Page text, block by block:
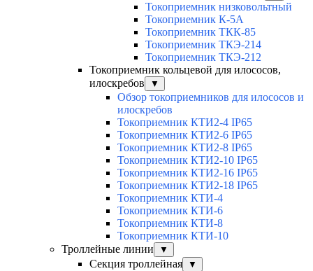
Токоприемник низковольтный
Токоприемник К-5А
Токоприемник ТКК-85
Токоприемник ТКЭ-214
Токоприемник ТКЭ-212
Токоприемник кольцевой для илососов,
илоскребов
▼
Обзор токоприемников для илососов и
илоскребов
Токоприемник КТИ2-4 IP65
Токоприемник КТИ2-6 IP65
Токоприемник КТИ2-8 IP65
Токоприемник КТИ2-10 IP65
Токоприемник КТИ2-16 IP65
Токоприемник КТИ2-18 IP65
Токоприемник КТИ-4
Токоприемник КТИ-6
Токоприемник КТИ-8
Токоприемник КТИ-10
Троллейные линии
▼
Секция троллейная ▼